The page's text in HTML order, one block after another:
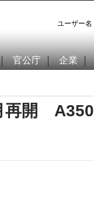
ユーザー名
官公庁 企業
再開 A350